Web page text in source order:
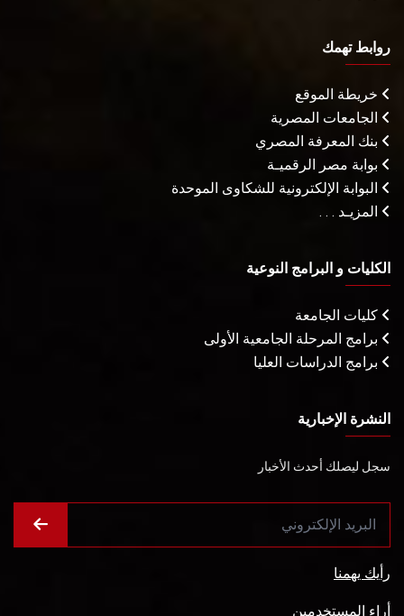
روابط تهمك
خريطة الموقع
الجامعات المصرية
بنك المعرفة المصري
بوابة مصر الرقميـة
البوابة الإلكترونية للشكاوى الموحدة
المزيـد . . .
الكليات و البرامج النوعية
كليات الجامعة
برامج المرحلة الجامعية الأولى
برامج الدراسات العليا
النشرة الإخبارية
سجل ليصلك أحدث الأخبار
رأيك يهمنا
أراء المستخدمين